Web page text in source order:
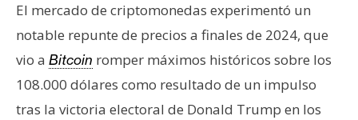
s
C
o
n
El mercado de criptomonedas experimentó un
notable repunte de precios a finales de 2024, que
vio a Bitcoin romper máximos históricos sobre los
108.000 dólares como resultado de un impulso
tras la victoria electoral de Donald Trump en los